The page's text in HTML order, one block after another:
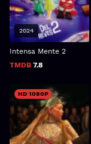
Intensa Mente 2
TMDB 7.8
2024
HD 1080P